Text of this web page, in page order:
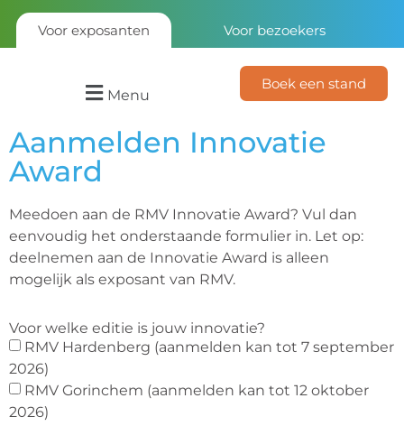
Voor exposanten Voor bezoekers
Menu
Boek een stand
Aanmelden Innovatie
Award
Meedoen aan de RMV Innovatie Award? Vul dan
eenvoudig het onderstaande formulier in. Let op:
deelnemen aan de Innovatie Award is alleen
mogelijk als exposant van RMV.
Voor welke editie is jouw innovatie?
RMV Hardenberg (aanmelden kan tot 7 september
2026)
RMV Gorinchem (aanmelden kan tot 12 oktober
2026)